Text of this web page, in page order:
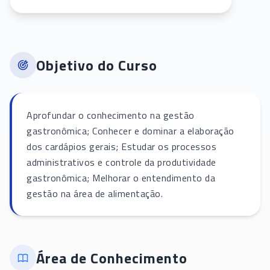
Objetivo do Curso
Aprofundar o conhecimento na gestão
gastronômica; Conhecer e dominar a elaboração
dos cardápios gerais; Estudar os processos
administrativos e controle da produtividade
gastronômica; Melhorar o entendimento da
gestão na área de alimentação.
Área de Conhecimento